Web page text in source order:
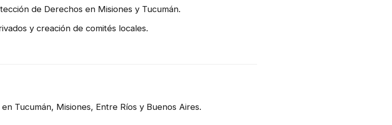
de Derechos en Misiones y Tucumán.
y creación de comités locales.
Tucumán, Misiones, Entre Ríos y Buenos Aires.